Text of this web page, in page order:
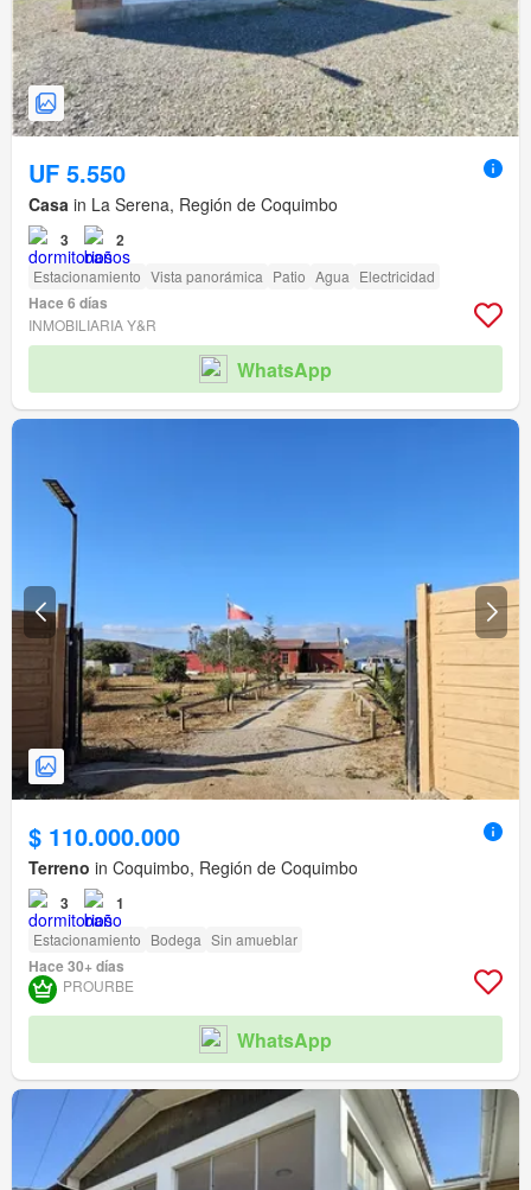
UF 5.550
Casa in La Serena, Región de Coquimbo
3 2
Estacionamiento Vista panorámica Patio Agua Electricidad
Hace 6 días
INMOBILIARIA Y&R
WhatsApp
$ 110.000.000
Terreno in Coquimbo, Región de Coquimbo
3 1
Estacionamiento Bodega Sin amueblar
Hace 30+ días
PROURBE
WhatsApp